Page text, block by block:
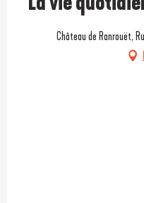
Château de Ranrouët,